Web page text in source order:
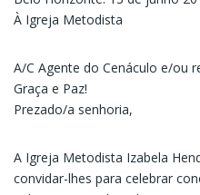
À Igreja Metodista
A/C Agente do Cenáculo e/ou
Graça e Paz!
Prezado/a senhoria,
A Igreja Metodista Izabela
convidar-lhes para celebrar